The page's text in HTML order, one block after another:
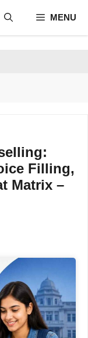
MENU
Filling,
Matrix –